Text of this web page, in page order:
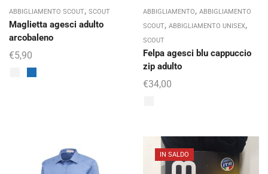
ABBIGLIAMENTO SCOUT, SCOUT
Maglietta agesci adulto
arcobaleno
€5,90
ABBIGLIAMENTO, ABBIGLIAMENTO
SCOUT, ABBIGLIAMENTO UNISEX,
SCOUT
Felpa agesci blu cappuccio
zip adulto
€34,00
IN SALDO